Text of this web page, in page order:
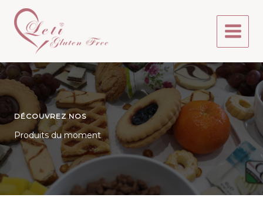
contenu
DÉCOUVREZ NOS
Produits du moment